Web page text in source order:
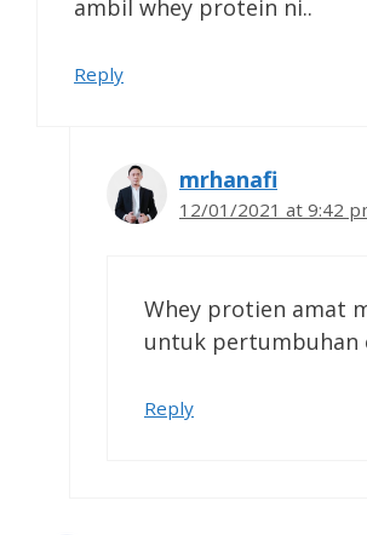
ambil whey protein ni..
Reply
mrhanafi
12/01/2021 at 9:42
Whey protien amat
untuk pertumbuhan
Reply